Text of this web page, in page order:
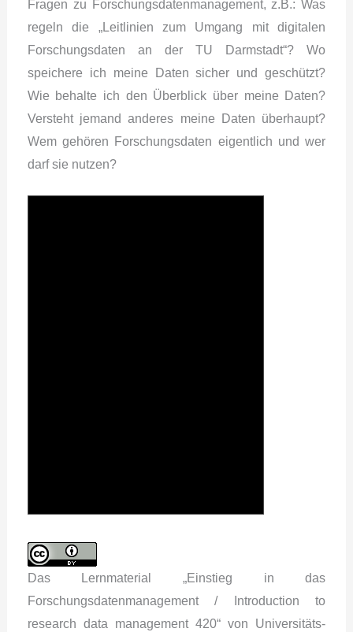
Fragen zu Forschungsdatenmanagement, z.B.: Was
regeln die „Leitlinien zum Umgang mit digitalen
Forschungsdaten an der TU Darmstadt“? Wo
speichere ich meine Daten sicher und geschützt?
Wie behalte ich den Überblick über meine Daten?
Versteht jemand anderes meine Daten überhaupt?
Wem gehören Forschungsdaten eigentlich und wer
darf sie nutzen?
Das Lernmaterial „Einstieg in das
Forschungsdatenmanagement / Introduction to
research data management 420“ von Universitäts-